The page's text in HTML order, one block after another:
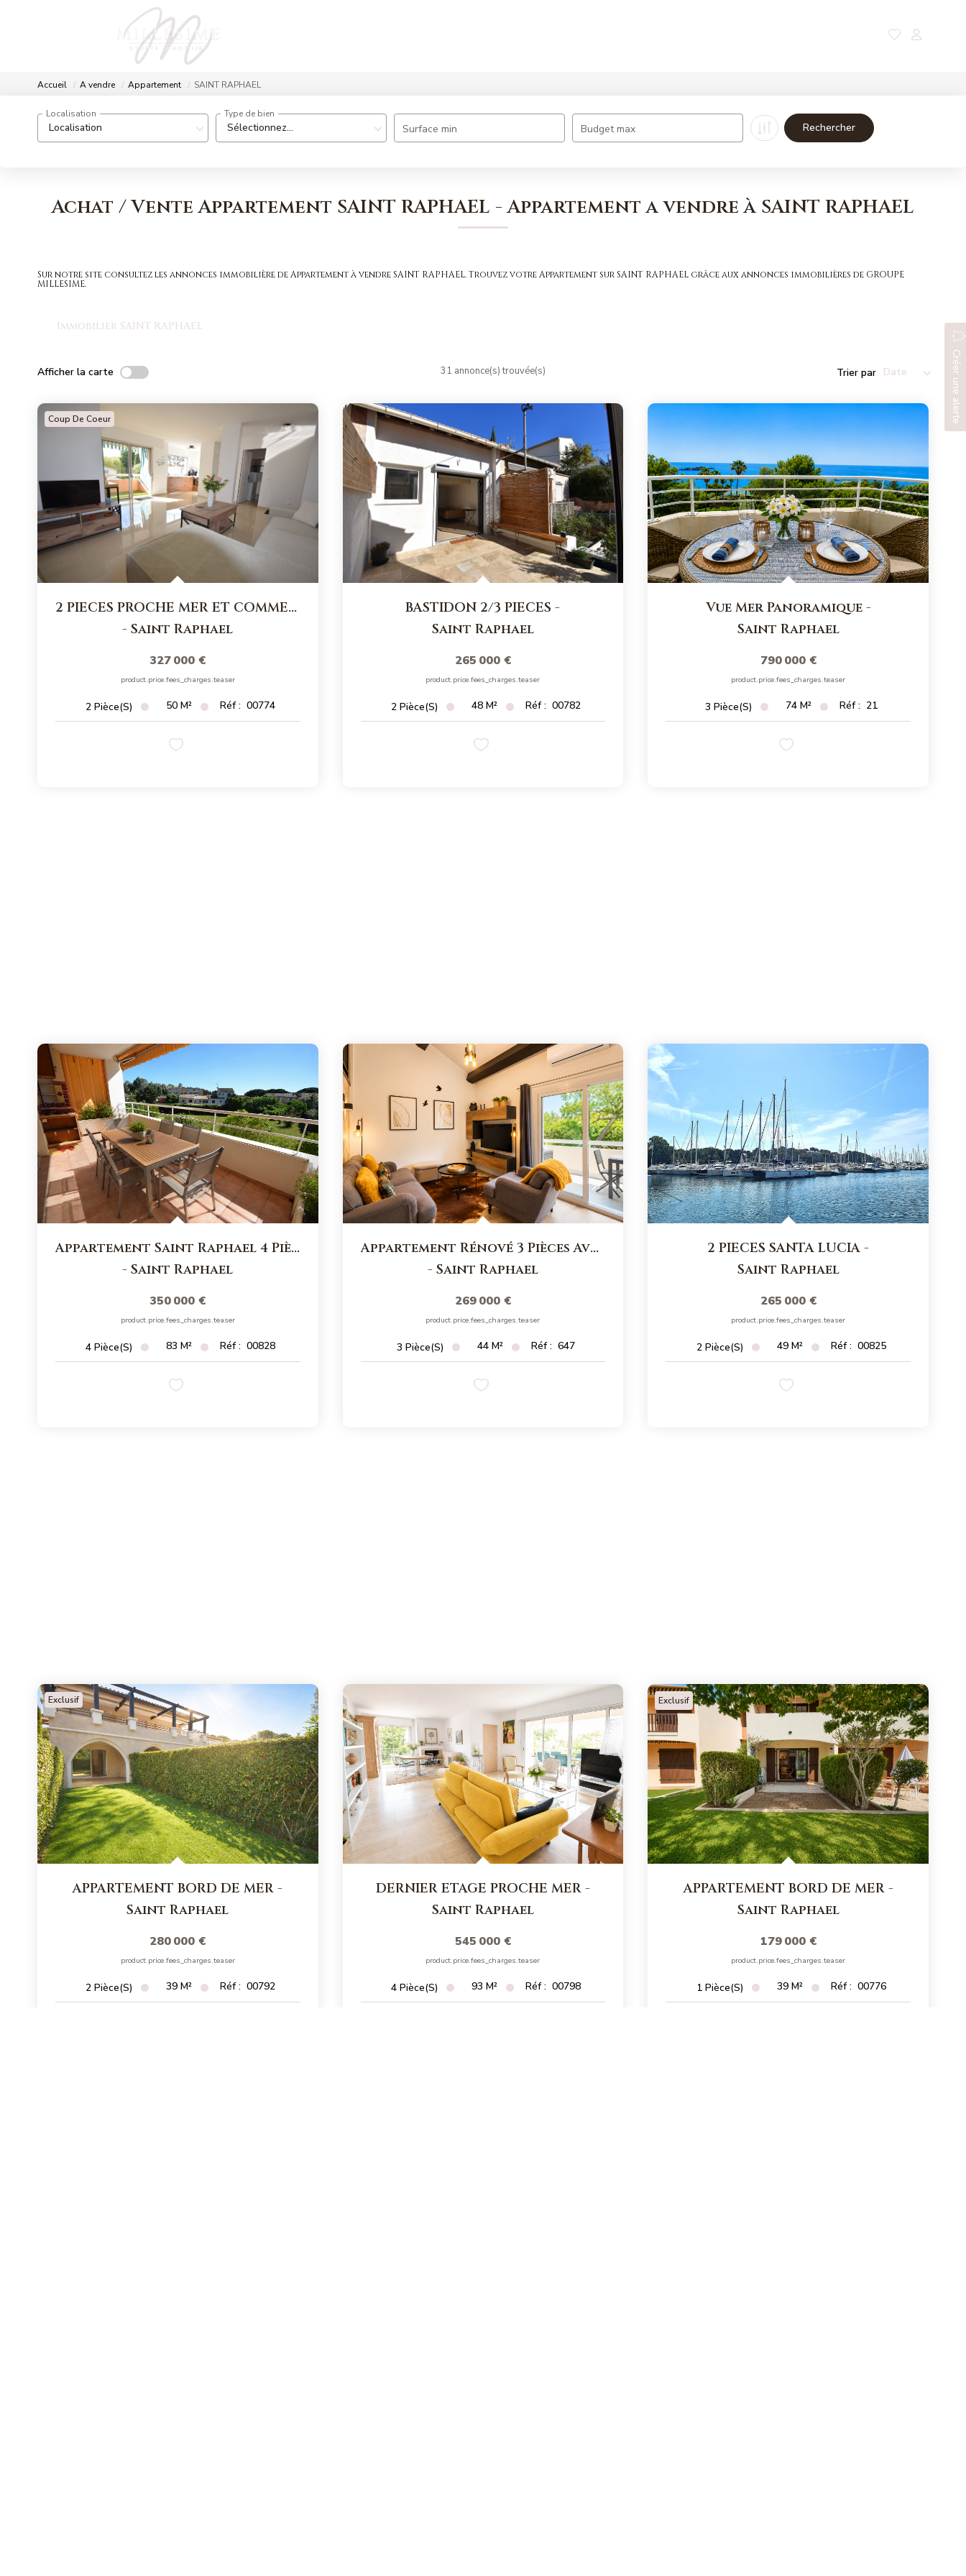
Accueil A vendre Appartement SAINT RAPHAEL
Localisation
Localisation
Sélectionnez...
Type de bien
Surface min Budget max
Achat / Vente Appartement SAINT RAPHAEL - Appartement a vendre à SAINT RAPHAEL
Sur notre site consultez les annonces immobilière de Appartement à vendre SAINT RAPHAEL. Trouvez votre Appartement sur SAINT RAPHAEL grâce aux annonces immobilières de GROUPE
MILLESIME.
Immobilier SAINT RAPHAEL
Créer une alerte
Afficher la carte 31 annonce(s) trouvée(s) Trier par
Coup De Coeur
2 PIECES PROCHE MER ET COMMERCES
-Saint Raphael
327 000 €
product.price.fees_charges.teaser
2Pièce(s) 50M² Réf : 00774
BASTIDON 2/3 PIECES -
Saint Raphael
265 000 €
product.price.fees_charges.teaser
2 Pièce(s) 48 M² Réf : 00782
Vue Mer Panoramique -
Saint Raphael
790 000 €
product.price.fees_charges.teaser
3 Pièce(s) 74 M² Réf : 21
Appartement Saint Raphael 4 Pièce(s) 83 M2
-Saint Raphael
350 000 €
product.price.fees_charges.teaser
4Pièce(s) 83M² Réf : 00828
Appartement Rénové 3 Pièces Avec Vue Mer En Dernier Étage
- Saint Raphael
269 000 €
product.price.fees_charges.teaser
3 Pièce(s) 44 M² Réf : 647
2 PIECES SANTA LUCIA -
Saint Raphael
265 000 €
product.price.fees_charges.teaser
2 Pièce(s) 49 M² Réf : 00825
Exclusif
APPARTEMENT BORD DE MER -
Saint Raphael
280 000 €
product.price.fees_charges.teaser
2Pièce(s) 39M² Réf : 00792
DERNIER ETAGE PROCHE MER -
Saint Raphael
545 000 €
product.price.fees_charges.teaser
4 Pièce(s) 93 M² Réf : 00798
Exclusif
APPARTEMENT BORD DE MER -
Saint Raphael
179 000 €
product.price.fees_charges.teaser
1 Pièce(s) 39 M² Réf : 00776